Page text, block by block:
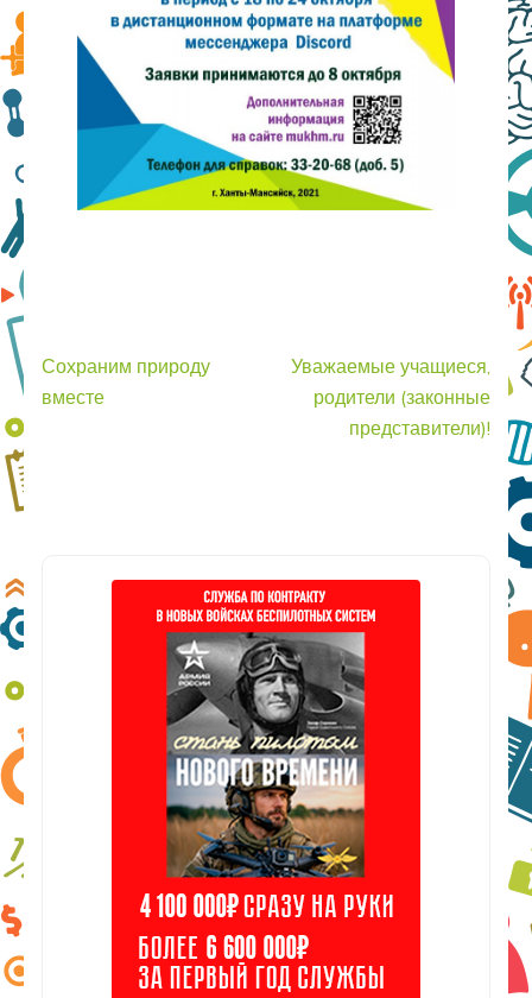
Навигация
по
Сохраним природу
вместе
Уважаемые учащиеся,
родители (законные
представители)!